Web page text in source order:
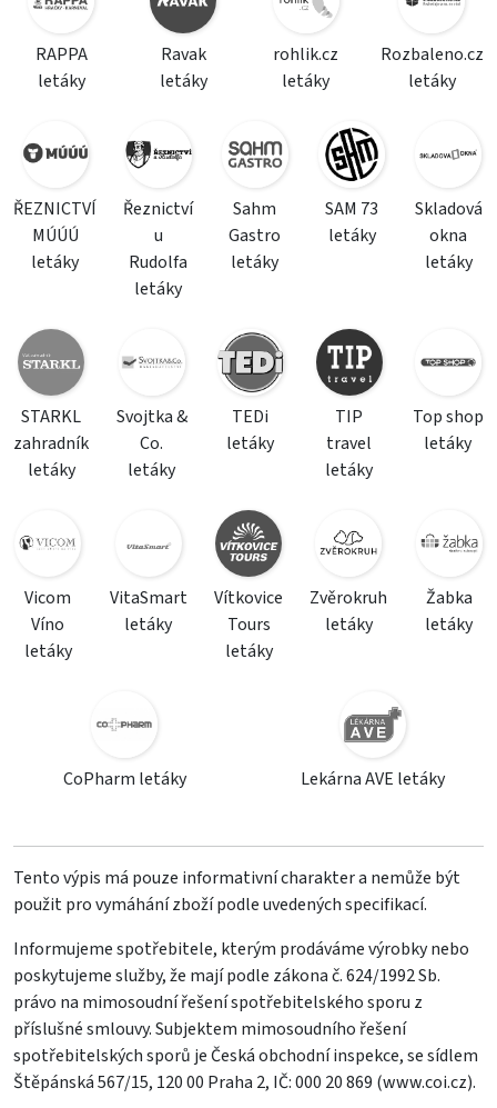
RAPPA
letáky
Ravak
letáky
rohlik.cz
letáky
Rozbaleno.cz
letáky
ŘEZNICTVÍ
MÚÚÚ
letáky
Řeznictví
u
Rudolfa
letáky
Sahm
Gastro
letáky
SAM 73
letáky
Skladová
okna
letáky
STARKL
zahradník
letáky
Svojtka &
Co.
letáky
TEDi
letáky
TIP
travel
letáky
Top shop
letáky
Vicom
Víno
letáky
VitaSmart
letáky
Vítkovice
Tours
letáky
Zvěrokruh
letáky
Žabka
letáky
CoPharm letáky Lekárna AVE letáky
Tento výpis má pouze informativní charakter a nemůže být
použit pro vymáhání zboží podle uvedených specifikací.
Informujeme spotřebitele, kterým prodáváme výrobky nebo
poskytujeme služby, že mají podle zákona č. 624/1992 Sb.
právo na mimosoudní řešení spotřebitelského sporu z
příslušné smlouvy. Subjektem mimosoudního řešení
spotřebitelských sporů je Česká obchodní inspekce, se sídlem
Štěpánská 567/15, 120 00 Praha 2, IČ: 000 20 869 (www.coi.cz).